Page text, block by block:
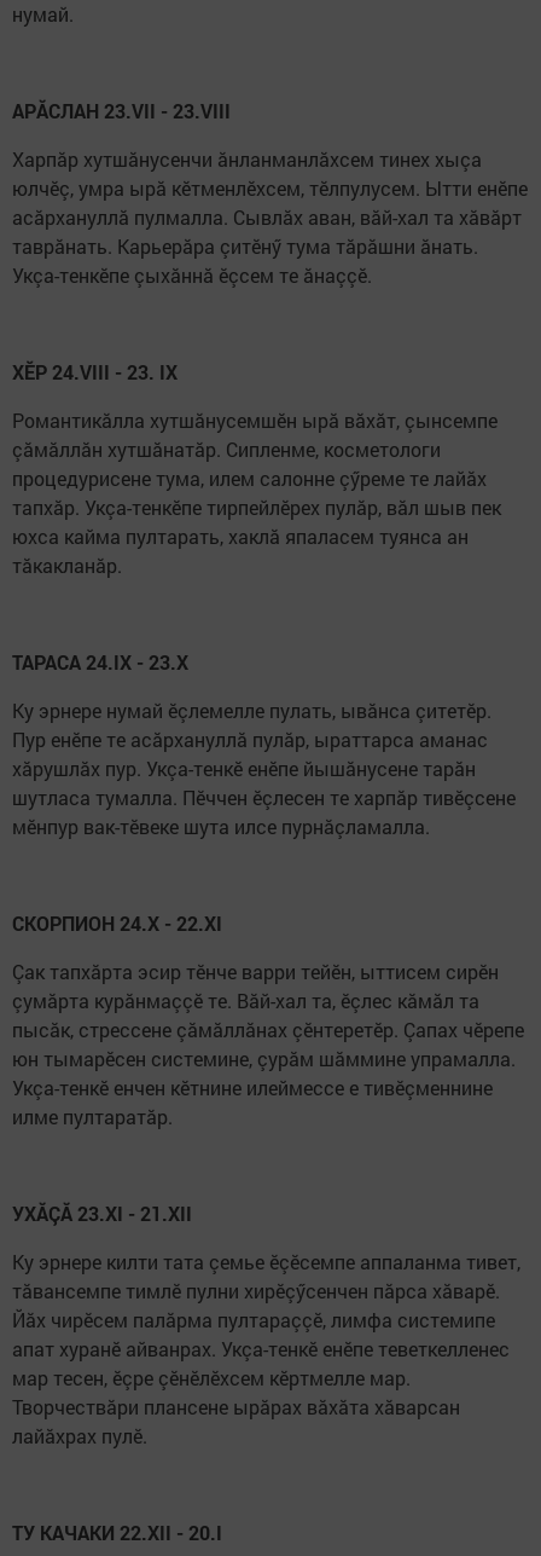
нумай.
АРĂСЛАН 23.VII - 23.VIII
Харпăр хутшăнусенчи ăнланманлăхсем тинех хыçа
юлчӗç, умра ырă кӗтменлӗхсем, тӗлпулусем. Ытти енӗпе
асăрхануллă пулмалла. Сывлăх аван, вăй-хал та хăвăрт
таврăнать. Карьерăра çитӗнӳ тума тăрăшни ăнать.
Укçа-тенкӗпе çыхăннă ӗçсем те ăнаççӗ.
ХӖР 24.VIII - 23. IX
Романтикăлла хутшăнусемшӗн ырă вăхăт, çынсемпе
çăмăллăн хутшăнатăр. Сипленме, косметологи
процедурисене тума, илем салонне çӳреме те лайăх
тапхăр. Укçа-тенкӗпе тирпейлӗрех пулăр, вăл шыв пек
юхса кайма пултарать, хаклă япаласем туянса ан
тăкакланăр.
ТАРАСА 24.IX - 23.X
Ку эрнере нумай ӗçлемелле пулать, ывăнса çитетӗр.
Пур енӗпе те асăрхануллă пулăр, ыраттарса аманас
хăрушлăх пур. Укçа-тенкӗ енӗпе йышăнусене тарăн
шутласа тумалла. Пӗччен ӗçлесен те харпăр тивӗçсене
мӗнпур вак-тӗвеке шута илсе пурнăçламалла.
СКОРПИОН 24.X - 22.XI
Çак тапхăрта эсир тӗнче варри тейӗн, ыттисем сирӗн
çумăрта курăнмаççӗ те. Вăй-хал та, ӗçлес кăмăл та
пысăк, стрессене çăмăллăнах çӗнтеретӗр. Çапах чӗрепе
юн тымарӗсен системине, çурăм шăммине упрамалла.
Укçа-тенкӗ енчен кӗтнине илеймессе е тивӗçменнине
илме пултаратăр.
УХĂÇĂ 23.XI - 21.XII
Ку эрнере килти тата çемье ӗçӗсемпе аппаланма тивет,
тăвансемпе тимлӗ пулни хирӗçӳсенчен пăрса хăварӗ.
Йăх чирӗсем палăрма пултараççӗ, лимфа системипе
апат хуранӗ айванрах. Укçа-тенкӗ енӗпе теветкелленес
мар тесен, ӗçре çӗнӗлӗхсем кӗртмелле мар.
Творчествăри плансене ырăрах вăхăта хăварсан
лайăхрах пулӗ.
ТУ КАЧАКИ 22.XII - 20.I